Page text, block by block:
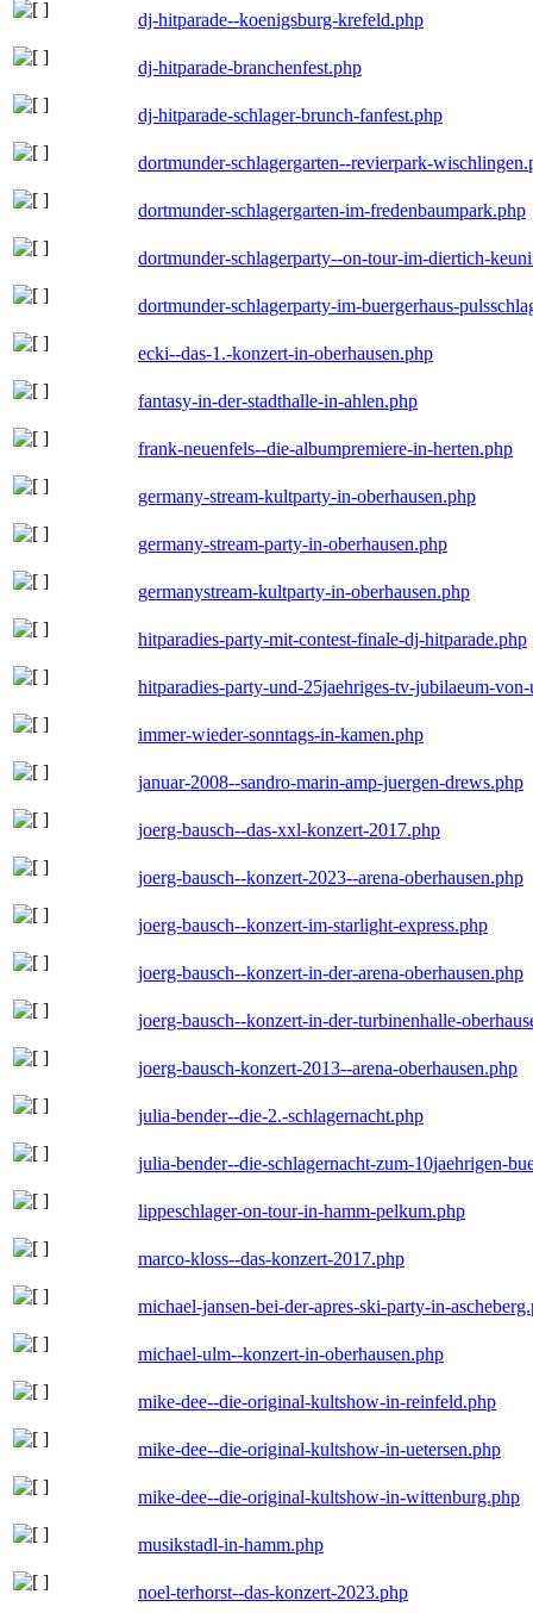
dj-hitparade--koenigsburg-krefeld.php
dj-hitparade-branchenfest.php
dj-hitparade-schlager-brunch-fanfest.php
dortmunder-schlagergarten--revierpark-
dortmunder-schlagergarten-im-fredenbaumpark.php
dortmunder-schlagerparty--on-tour-im-diertich-
dortmunder-schlagerparty-im-buergerhaus-
ecki--das-1.-konzert-in-oberhausen.php
fantasy-in-der-stadthalle-in-ahlen.php
frank-neuenfels--die-albumpremiere-in-herten.php
germany-stream-kultparty-in-oberhausen.php
germany-stream-party-in-oberhausen.php
germanystream-kultparty-in-oberhausen.php
hitparadies-party-mit-contest-finale-dj-hitparade.php
hitparadies-party-und-25jaehriges-tv-jubilaeum-
immer-wieder-sonntags-in-kamen.php
januar-2008--sandro-marin-amp-juergen-drews.php
joerg-bausch--das-xxl-konzert-2017.php
joerg-bausch--konzert-2023--arena-oberhausen.php
joerg-bausch--konzert-im-starlight-express.php
joerg-bausch--konzert-in-der-arena-oberhausen.php
joerg-bausch--konzert-in-der-turbinenhalle-
joerg-bausch-konzert-2013--arena-oberhausen.php
julia-bender--die-2.-schlagernacht.php
julia-bender--die-schlagernacht-zum-10jaehrigen-
lippeschlager-on-tour-in-hamm-pelkum.php
marco-kloss--das-konzert-2017.php
michael-jansen-bei-der-apres-ski-party-in-
michael-ulm--konzert-in-oberhausen.php
mike-dee--die-original-kultshow-in-reinfeld.php
mike-dee--die-original-kultshow-in-uetersen.php
mike-dee--die-original-kultshow-in-wittenburg.php
musikstadl-in-hamm.php
noel-terhorst--das-konzert-2023.php